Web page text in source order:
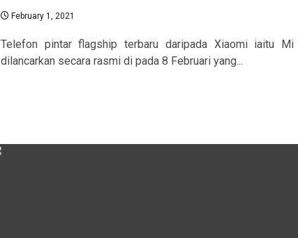
February 1, 2021
Telefon pintar flagship terbaru daripada Xiaomi iaitu
dilancarkan secara rasmi di pada 8 Februari yang...